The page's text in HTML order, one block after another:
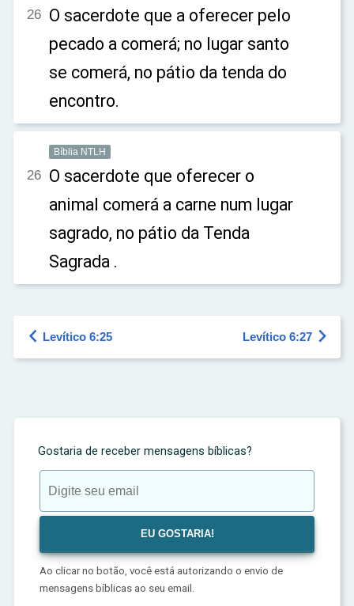
26 O sacerdote que a oferecer pelo
pecado a comerá; no lugar santo
se comerá, no pátio da tenda do
encontro.
Bíblia NTLH
26 O sacerdote que oferecer o
animal comerá a carne num lugar
sagrado, no pátio da Tenda
Sagrada .
 Levítico 6:25 Levítico 6:27 
Gostaria de receber mensagens bíblicas?
Ao clicar no botão, você está autorizando o envio de
mensagens bíblicas ao seu email.